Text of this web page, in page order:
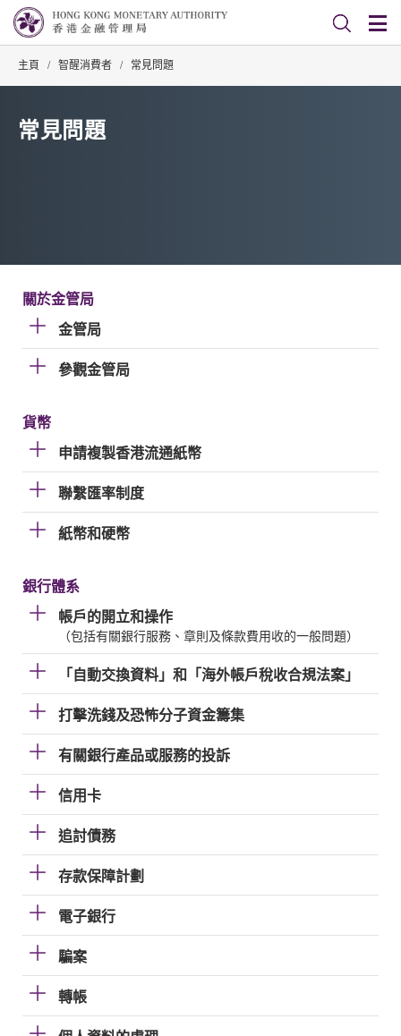
主頁 / 智醒消費者 / 常見問題
常見問題
關於金管局
金管局
參觀金管局
貨幣
申請複製香港流通紙幣
聯繫匯率制度
紙幣和硬幣
銀行體系
帳戶的開立和操作
（包括有關銀行服務、章則及條款費用收的一般問題）
「自動交換資料」和「海外帳戶稅收合規法案」
打擊洗錢及恐怖分子資金籌集
有關銀行產品或服務的投訴
信用卡
追討債務
存款保障計劃
電子銀行
騙案
轉帳